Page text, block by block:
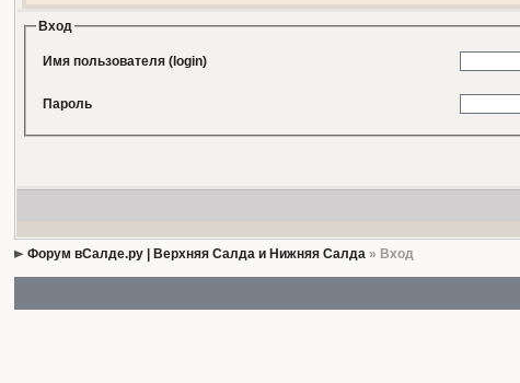
Вход
Имя пользователя (login)
Пароль
Форум вСалде.ру | Верхняя Салда и Нижняя Салда » Вход